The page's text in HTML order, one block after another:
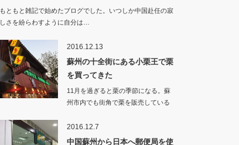
もともと雑記で始めたブログでした。いつしか中国赴任の寂
しさを紛らわすように自分は…
2016.12.13
蘇州の十全街にある小栗王で栗
を買ってきた
11月を過ぎると栗の季節になる。蘇
州市内でも街角で栗を販売している
2016.12.7
中国蘇州から日本へ郵便局を使